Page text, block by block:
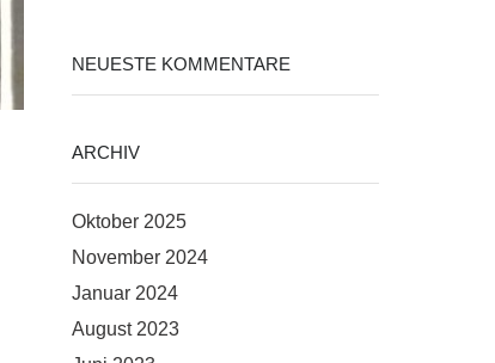
NEUESTE KOMMENTARE
ARCHIV
Oktober 2025
November 2024
Januar 2024
August 2023